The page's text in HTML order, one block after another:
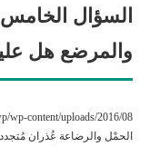
السؤال
والمرضع هل
الحمْل والرضاعة عُذران